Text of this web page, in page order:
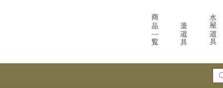
商品一覧 釜道具 水屋道具